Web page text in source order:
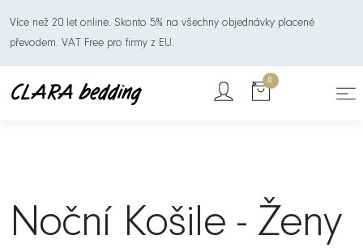
Více než 20 let online. Skonto 5% na všechny objednávky placené
převodem. VAT Free pro firmy z EU.
0
Noční Košile - Ženy